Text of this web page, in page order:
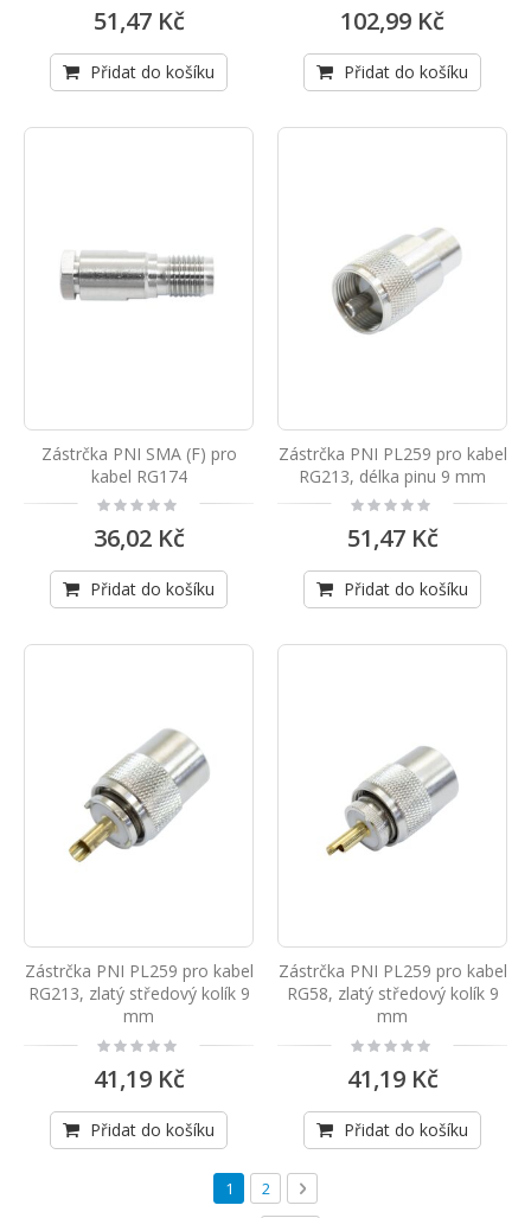
51,47 Kč
Přidat do košíku
102,99 Kč
Přidat do košíku
Zástrčka PNI SMA (F) pro
kabel RG174
Rating:
36,02 Kč
Přidat do košíku
Zástrčka PNI PL259 pro kabel
RG213, délka pinu 9 mm
Rating:
51,47 Kč
Přidat do košíku
Zástrčka PNI PL259 pro kabel
RG213, zlatý středový kolík 9
mm
Rating:
0%
41,19 Kč
Přidat do košíku
Zástrčka PNI PL259 pro kabel
RG58, zlatý středový kolík 9
mm
Rating:
0%
41,19 Kč
Přidat do košíku
Stránka
Právě si prohlížíte stránku
1 Stránka
2 Stránka
Následující